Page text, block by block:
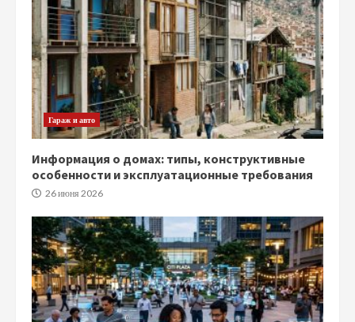
Гараж и авто
Информация о домах: типы, конструктивные
особенности и эксплуатационные требования
26 июня 2026